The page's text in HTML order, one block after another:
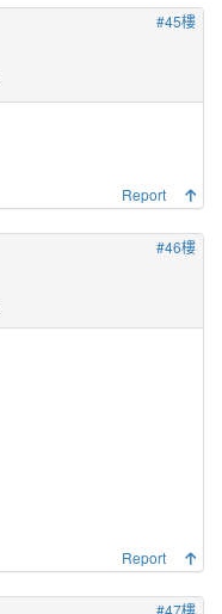
#45樓
Report
#46樓
Report